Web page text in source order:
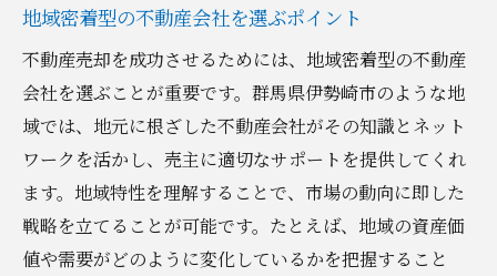
地域密着型の不動産会社を選ぶポイント
不動産売却を成功させるためには、地域密着型の不動産
会社を選ぶことが重要です。群馬県伊勢崎市のような地
域では、地元に根ざした不動産会社がその知識とネット
ワークを活かし、売主に適切なサポートを提供してくれ
ます。地域特性を理解することで、市場の動向に即した
戦略を立てることが可能です。たとえば、地域の資産価
値や需要がどのように変化しているかを把握すること